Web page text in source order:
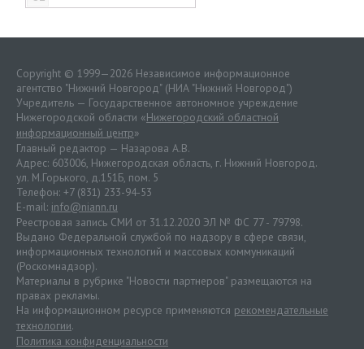
Copyright © 1999—2026 Независимое информационное
агентство "Нижний Новгород" (НИА "Нижний Новгород")
Учредитель — Государственное автономное учреждение
Нижегородской области «Нижегородский областной
информационный центр»
Главный редактор — Назарова А.В.
Адрес: 603006, Нижегородская область, г. Нижний Новгород.
ул. М.Горького, д.151Б, пом. 5
Телефон: +7 (831) 233-94-53
E-mail: info@niann.ru
Реестровая запись СМИ от 31.12.2020 ЭЛ № ФС 77 - 79798.
Выдано Федеральной службой по надзору в сфере связи,
информационных технологий и массовых коммуникаций
(Роскомнадзор).
Материалы в рубрике "Новости партнеров" размещаются на
правах рекламы.
На информационном ресурсе применяются рекомендательные
технологии.
Политика конфиденциальности